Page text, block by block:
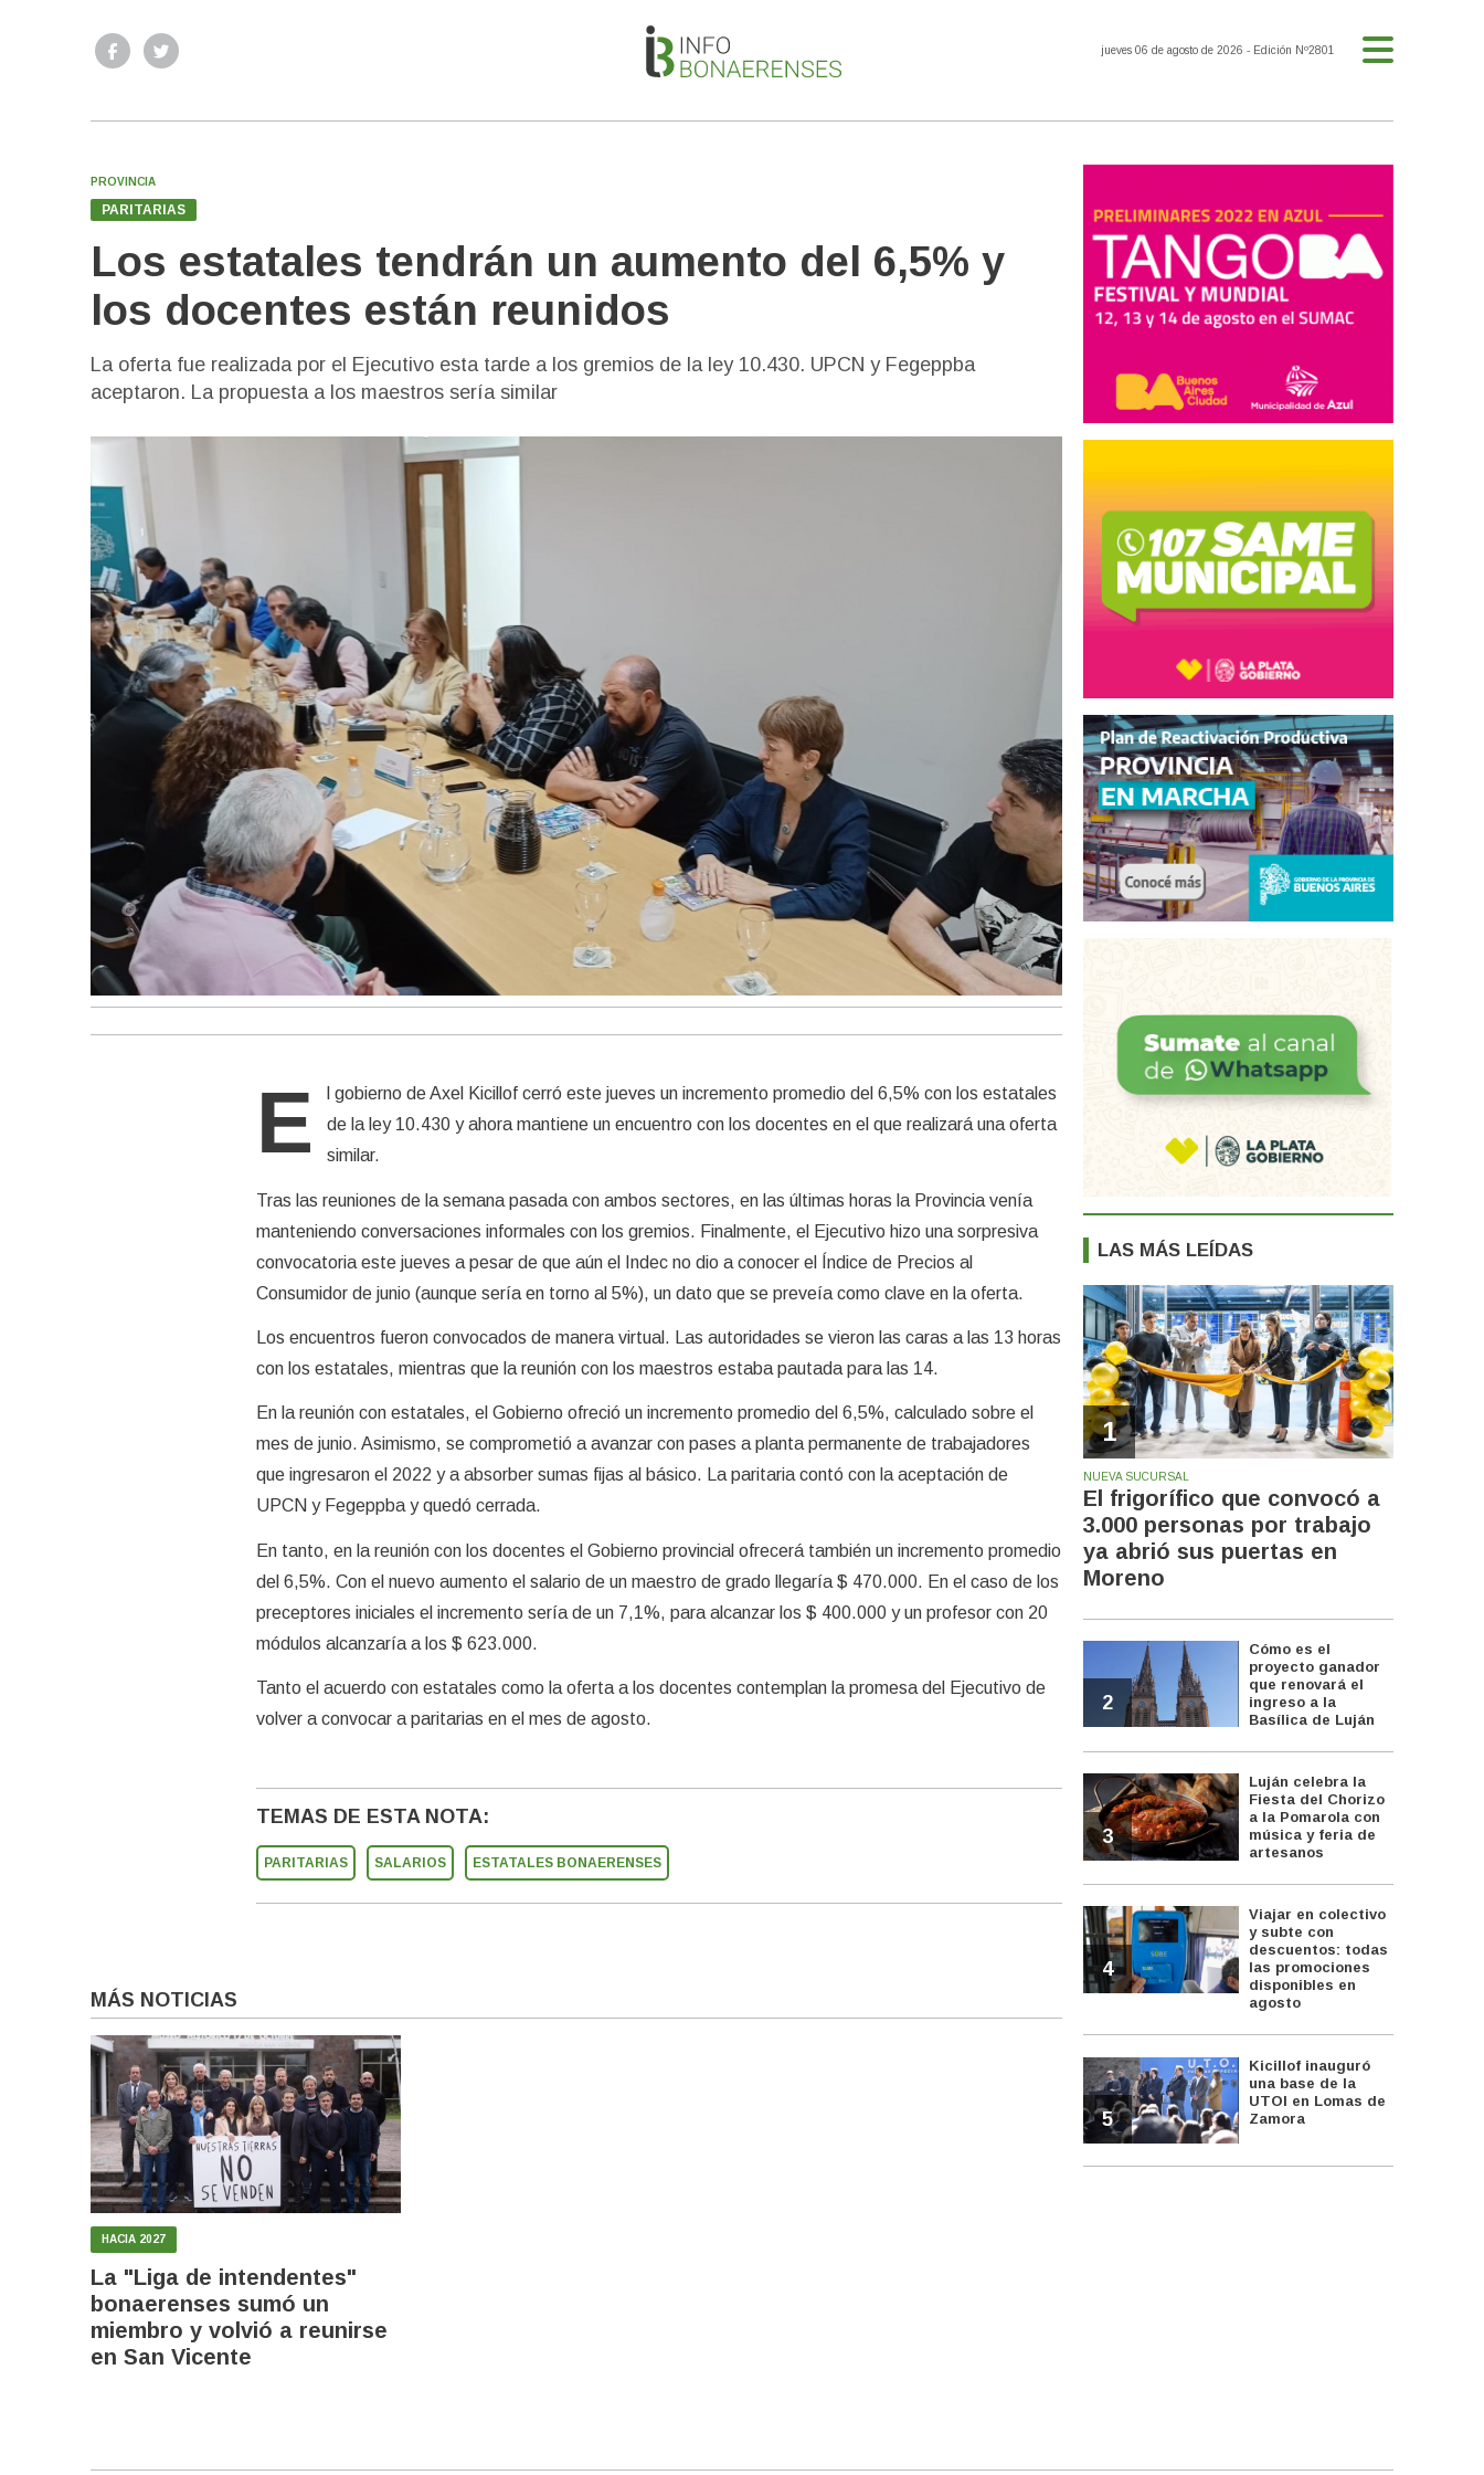
jueves 06 de agosto de 2026 - Edición Nº2801
PROVINCIA
PARITARIAS
Los estatales tendrán un aumento del 6,5% y
los docentes están reunidos
La oferta fue realizada por el Ejecutivo esta tarde a los gremios de la ley 10.430. UPCN y Fegeppba
aceptaron. La propuesta a los maestros sería similar
E
l gobierno de Axel Kicillof cerró este jueves un incremento promedio del 6,5% con los estatales
de la ley 10.430 y ahora mantiene un encuentro con los docentes en el que realizará una oferta
similar.
Tras las reuniones de la semana pasada con ambos sectores, en las últimas horas la Provincia venía
manteniendo conversaciones informales con los gremios. Finalmente, el Ejecutivo hizo una sorpresiva
convocatoria este jueves a pesar de que aún el Indec no dio a conocer el Índice de Precios al
Consumidor de junio (aunque sería en torno al 5%), un dato que se preveía como clave en la oferta.
Los encuentros fueron convocados de manera virtual. Las autoridades se vieron las caras a las 13 horas
con los estatales, mientras que la reunión con los maestros estaba pautada para las 14.
En la reunión con estatales, el Gobierno ofreció un incremento promedio del 6,5%, calculado sobre el
mes de junio. Asimismo, se comprometió a avanzar con pases a planta permanente de trabajadores
que ingresaron el 2022 y a absorber sumas fijas al básico. La paritaria contó con la aceptación de
UPCN y Fegeppba y quedó cerrada.
En tanto, en la reunión con los docentes el Gobierno provincial ofrecerá también un incremento promedio
del 6,5%. Con el nuevo aumento el salario de un maestro de grado llegaría $ 470.000. En el caso de los
preceptores iniciales el incremento sería de un 7,1%, para alcanzar los $ 400.000 y un profesor con 20
módulos alcanzaría a los $ 623.000.
Tanto el acuerdo con estatales como la oferta a los docentes contemplan la promesa del Ejecutivo de
volver a convocar a paritarias en el mes de agosto.
TEMAS DE ESTA NOTA:
PARITARIAS SALARIOS ESTATALES BONAERENSES
MÁS NOTICIAS
HACIA 2027
La "Liga de intendentes"
bonaerenses sumó un
miembro y volvió a reunirse
en San Vicente
LAS MÁS LEÍDAS
1
NUEVA SUCURSAL
El frigorífico que convocó a
3.000 personas por trabajo
ya abrió sus puertas en
Moreno
2
Cómo es el
proyecto ganador
que renovará el
ingreso a la
Basílica de Luján
3
Luján celebra la
Fiesta del Chorizo
a la Pomarola con
música y feria de
artesanos
4
Viajar en colectivo
y subte con
descuentos: todas
las promociones
disponibles en
agosto
5
Kicillof inauguró
una base de la
UTOI en Lomas de
Zamora